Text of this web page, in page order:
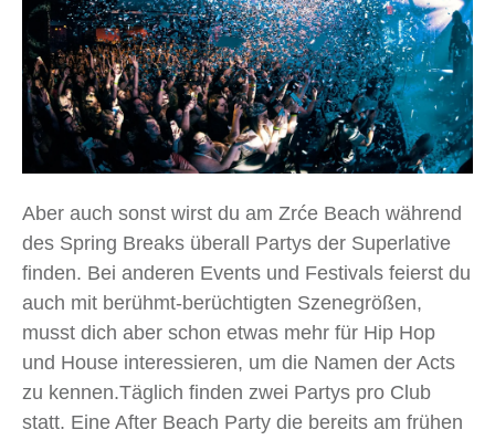
Aber auch sonst wirst du am Zrće Beach während
des Spring Breaks überall Partys der Superlative
finden. Bei anderen Events und Festivals feierst du
auch mit berühmt-berüchtigten Szenegrößen,
musst dich aber schon etwas mehr für Hip Hop
und House interessieren, um die Namen der Acts
zu kennen.Täglich finden zwei Partys pro Club
statt. Eine After Beach Party die bereits am frühen